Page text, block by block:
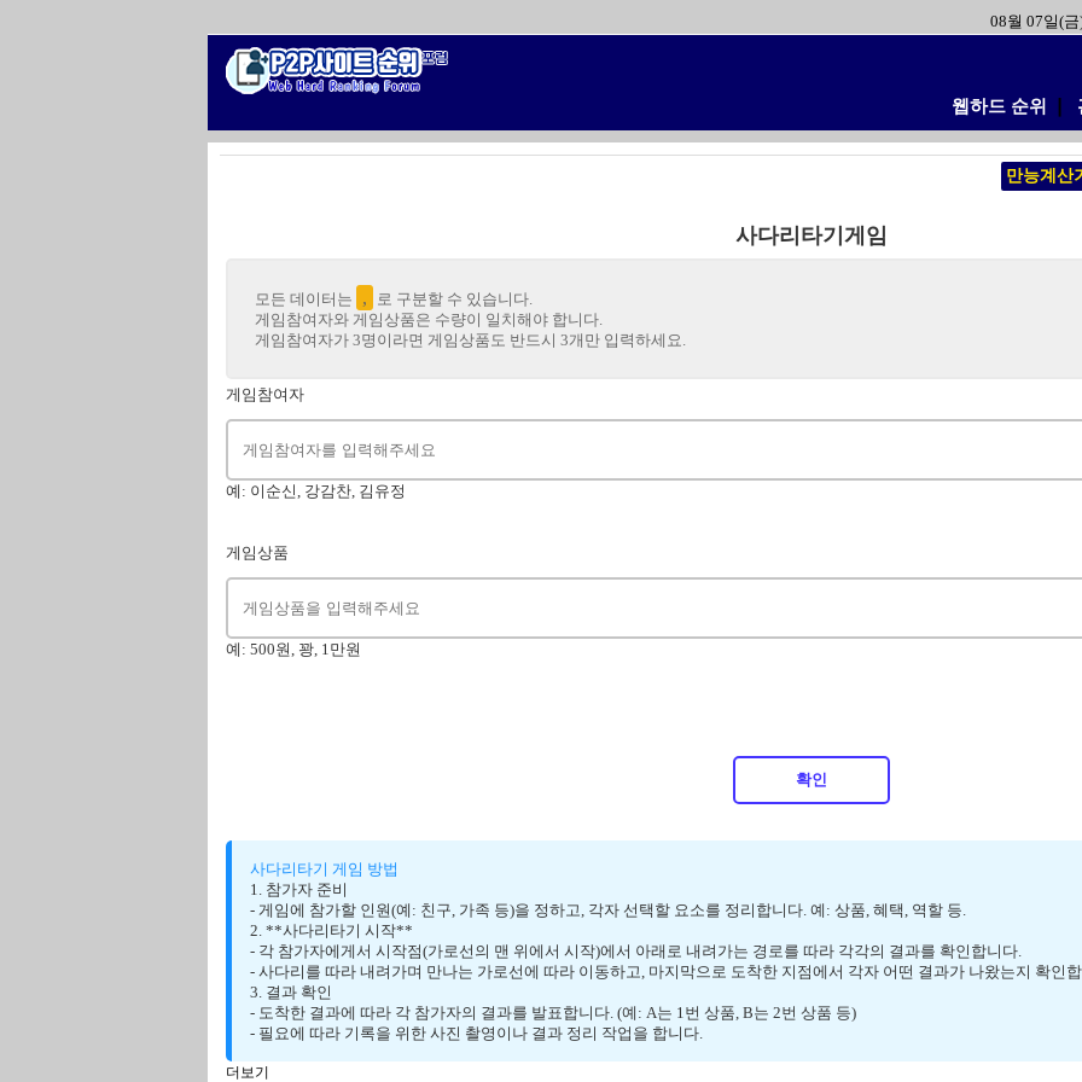
08월 07일(금
웹하드 순위
사다리타기게임
만능계산
모든 데이터는 ,
로 구분할 수 있습니다.
게임참여자와 게임상품은 수량이 일치해야 합니다.
게임참여자가 3명이라면 게임상품도 반드시 3개만 입력하세요.
게임참여자
예: 이순신, 강감찬, 김유정
게임상품
예: 500원, 꽝, 1만원
확인
사다리타기 게임 방법
1. 참가자 준비
- 게임에 참가할 인원(예: 친구, 가족 등)을 정하고, 각자 선택할 요소를 정리합니다. 예: 상품, 혜택, 역할 등.
2. **사다리타기 시작**
- 각 참가자에게서 시작점(가로선의 맨 위에서 시작)에서 아래로 내려가는 경로를 따라 각각의 결과를 확인합니다.
- 사다리를 따라 내려가며 만나는 가로선에 따라 이동하고, 마지막으로 도착한 지점에서 각자 어떤 결과가 나왔는지 확인
3. 결과 확인
- 도착한 결과에 따라 각 참가자의 결과를 발표합니다. (예: A는 1번 상품, B는 2번 상품 등)
- 필요에 따라 기록을 위한 사진 촬영이나 결과 정리 작업을 합니다.
더보기